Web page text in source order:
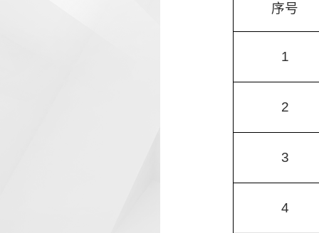
序号
1
2
3
4